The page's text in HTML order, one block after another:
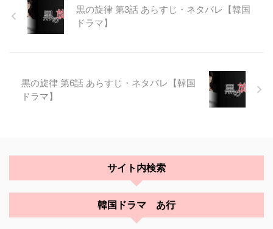
黒の旋律 第3話 あらすじ・ネタバレ【韓国
ドラマ】
黒の旋律 第6話 あらすじ・ネタバレ【韓国
ドラマ】
サイト内検索
韓国ドラマ あ行